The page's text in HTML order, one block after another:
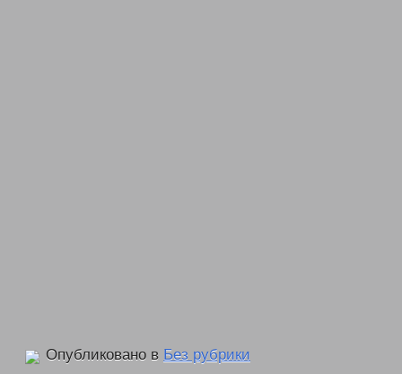
Опубликовано в Без рубрики